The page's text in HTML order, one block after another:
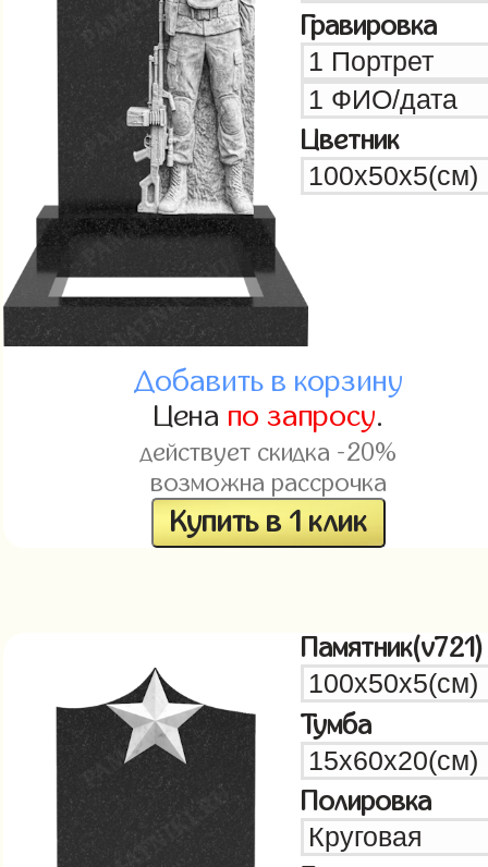
Гравировка
Цветник
Добавить в корзину
Цена по запросу.
действует скидка -20%
возможна рассрочка
Купить в 1 клик
Памятник(v721)
Тумба
Полировка